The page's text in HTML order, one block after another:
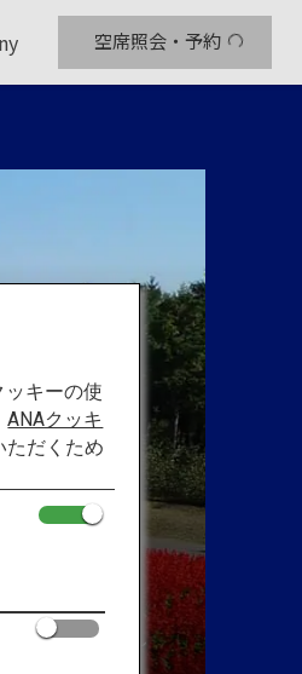
空席照会・予約
キーの使
ANAクッキ
ただくため